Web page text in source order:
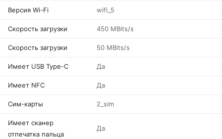
Версия Wi-Fi wifi_5
Скорость загрузки 450 MBits/s
Скорость загрузки 50 MBits/s
Имеет USB Type-C Да
Имеет NFC Да
Сим-карты 2_sim
Имеет сканер
отпечатка пальца
Да